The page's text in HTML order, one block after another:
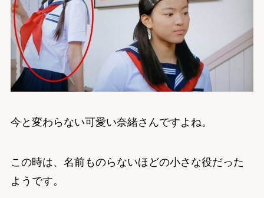
今と変わらない可愛い奈緒さんですよね。
この時は、名前ものらないほどの小さな役だった
ようです。